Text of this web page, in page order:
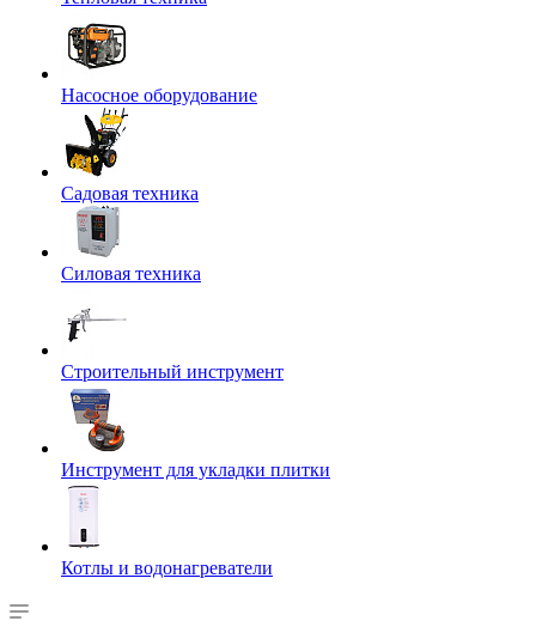
Насосное оборудование
Садовая техника
Силовая техника
Строительный инструмент
Инструмент для укладки плитки
Котлы и водонагреватели